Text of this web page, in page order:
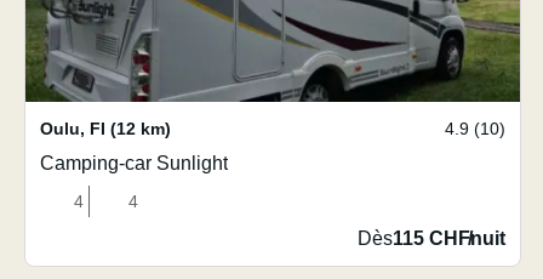
Oulu, FI (12 km) 4.9 (10)
Camping-car Sunlight
4 4
Dès115 CHF/nuit